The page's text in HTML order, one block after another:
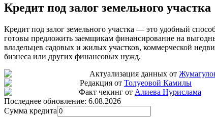
Кредит под залог земельного участка
Кредит под залог земельного участка — это удобный
готовы предложить заемщикам финансирование на
владельцев садовых и жилых участков, коммерческой
бизнеса или других финансовых нужд.
Актуализация данных от
Редакция от Толуеовой Камилы
Факт чекинг от Алиева Нурислама
Последнее обновление: 6.08.2026
Сумма кредита